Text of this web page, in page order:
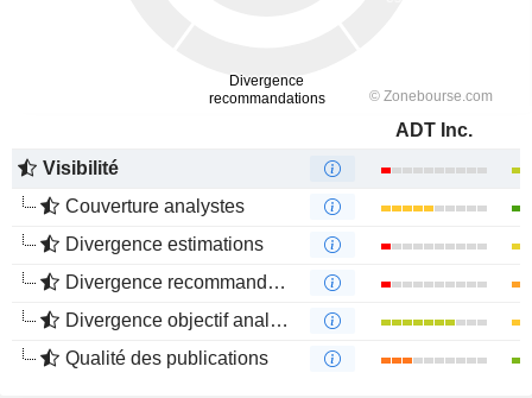
ADT Inc.
Visibilité
Couverture analystes
Divergence estimations
Divergence recommandations analystes
Divergence objectif analystes
Qualité des publications